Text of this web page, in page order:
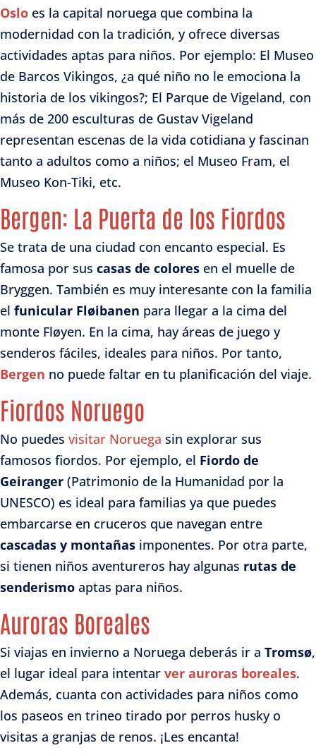
Oslo es la capital noruega que combina la
modernidad con la tradición, y ofrece diversas
actividades aptas para niños. Por ejemplo: El Museo
de Barcos Vikingos, ¿a qué niño no le emociona la
historia de los vikingos?; El Parque de Vigeland, con
más de 200 esculturas de Gustav Vigeland
representan escenas de la vida cotidiana y fascinan
tanto a adultos como a niños; el Museo Fram, el
Museo Kon-Tiki, etc.
Bergen: La Puerta de los Fiordos
Se trata de una ciudad con encanto especial. Es
famosa por sus casas de colores en el muelle de
Bryggen. También es muy interesante con la familia
el funicular Fløibanen para llegar a la cima del
monte Fløyen. En la cima, hay áreas de juego y
senderos fáciles, ideales para niños. Por tanto,
Bergen no puede faltar en tu planificación del viaje.
Fiordos Noruego
No puedes visitar Noruega sin explorar sus
famosos fiordos. Por ejemplo, el Fiordo de
Geiranger (Patrimonio de la Humanidad por la
UNESCO) es ideal para familias ya que puedes
embarcarse en cruceros que navegan entre
cascadas y montañas imponentes. Por otra parte,
si tienen niños aventureros hay algunas rutas de
senderismo aptas para niños.
Auroras Boreales
Si viajas en invierno a Noruega deberás ir a Tromsø,
el lugar ideal para intentar ver auroras boreales.
Además, cuanta con actividades para niños como
los paseos en trineo tirado por perros husky o
visitas a granjas de renos. ¡Les encanta!